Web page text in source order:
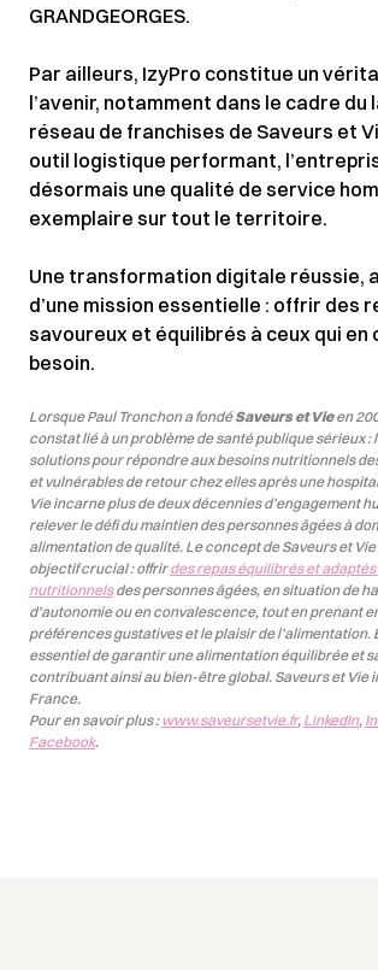
GRANDGEORGES.
Par ailleurs, IzyPro constitue un
l’avenir, notamment dans le cadre du
réseau de franchises de Saveurs et
outil logistique performant,
désormais une qualité de service
exemplaire sur tout le territoire.
Une transformation digitale réussie,
d’une mission essentielle : offrir des
savoureux et équilibrés à ceux qui en
besoin.
Lorsque Paul Tronchon a fondéSaveurs et Vieen
constat lié à un problème de santé publique sérieux :
solutions pour répondre aux besoins nutritionnels
et vulnérables de retour chez elles après une
Vie incarne plus de deux décennies d’engagement
relever le défi du maintien des personnes âgées à
alimentation de qualité. Le concept de Saveurs et
objectif crucial : offrirdes repas équilibrés et
nutritionnelsdes personnes âgées, en situation de
d’autonomie ou en convalescence, tout en prenant
préférences gustatives et le plaisir de l’alimentation.
essentiel de garantir une alimentation équilibrée et
contribuant ainsi au bien-être global. Saveurs et Vie
France.
Pour en savoir plus :www.saveursetvie.fr, LinkedIn,
Facebook.